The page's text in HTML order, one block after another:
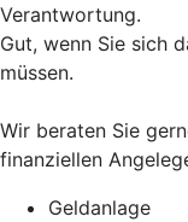
Verantwortung.
Gut, wenn Sie sich
müssen.
Wir beraten Sie
finanziellen
Geldanlage